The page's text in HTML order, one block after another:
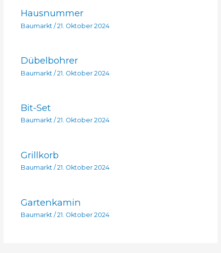
Hausnummer
Baumarkt / 21. Oktober 2024
Dübelbohrer
Baumarkt /21. Oktober 2024
Bit-Set
Baumarkt/ 21. Oktober 2024
Grillkorb
Baumarkt/ 21. Oktober 2024
Gartenkamin
Baumarkt/ 21. Oktober 2024